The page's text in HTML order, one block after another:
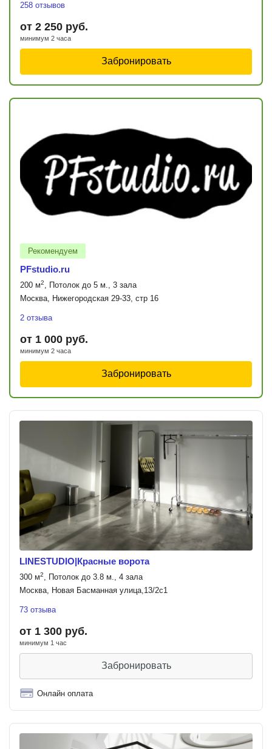
258 отзывов
от 2 250 руб.
минимум 2 часа
Забронировать
Рекомендуем
PFstudio.ru
200 м2, Потолок до 5 м., 3 зала
Москва, Нижегородская 29-33, стр 16
2 отзыва
от 1 000 руб.
минимум 2 часа
Забронировать
LINESTUDIO|Красные ворота
300 м2, Потолок до 3.8 м., 4 зала
Москва, Новая Басманная улица,13/2с1
73 отзыва
от 1 300 руб.
минимум 1 час
Забронировать
Онлайн оплата